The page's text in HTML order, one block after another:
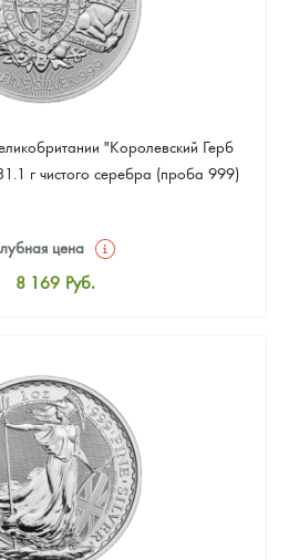
"Королевский Герб
г чистого серебра (проба 999)
цена
8 169 Руб.
Цена выкупа
Звоните